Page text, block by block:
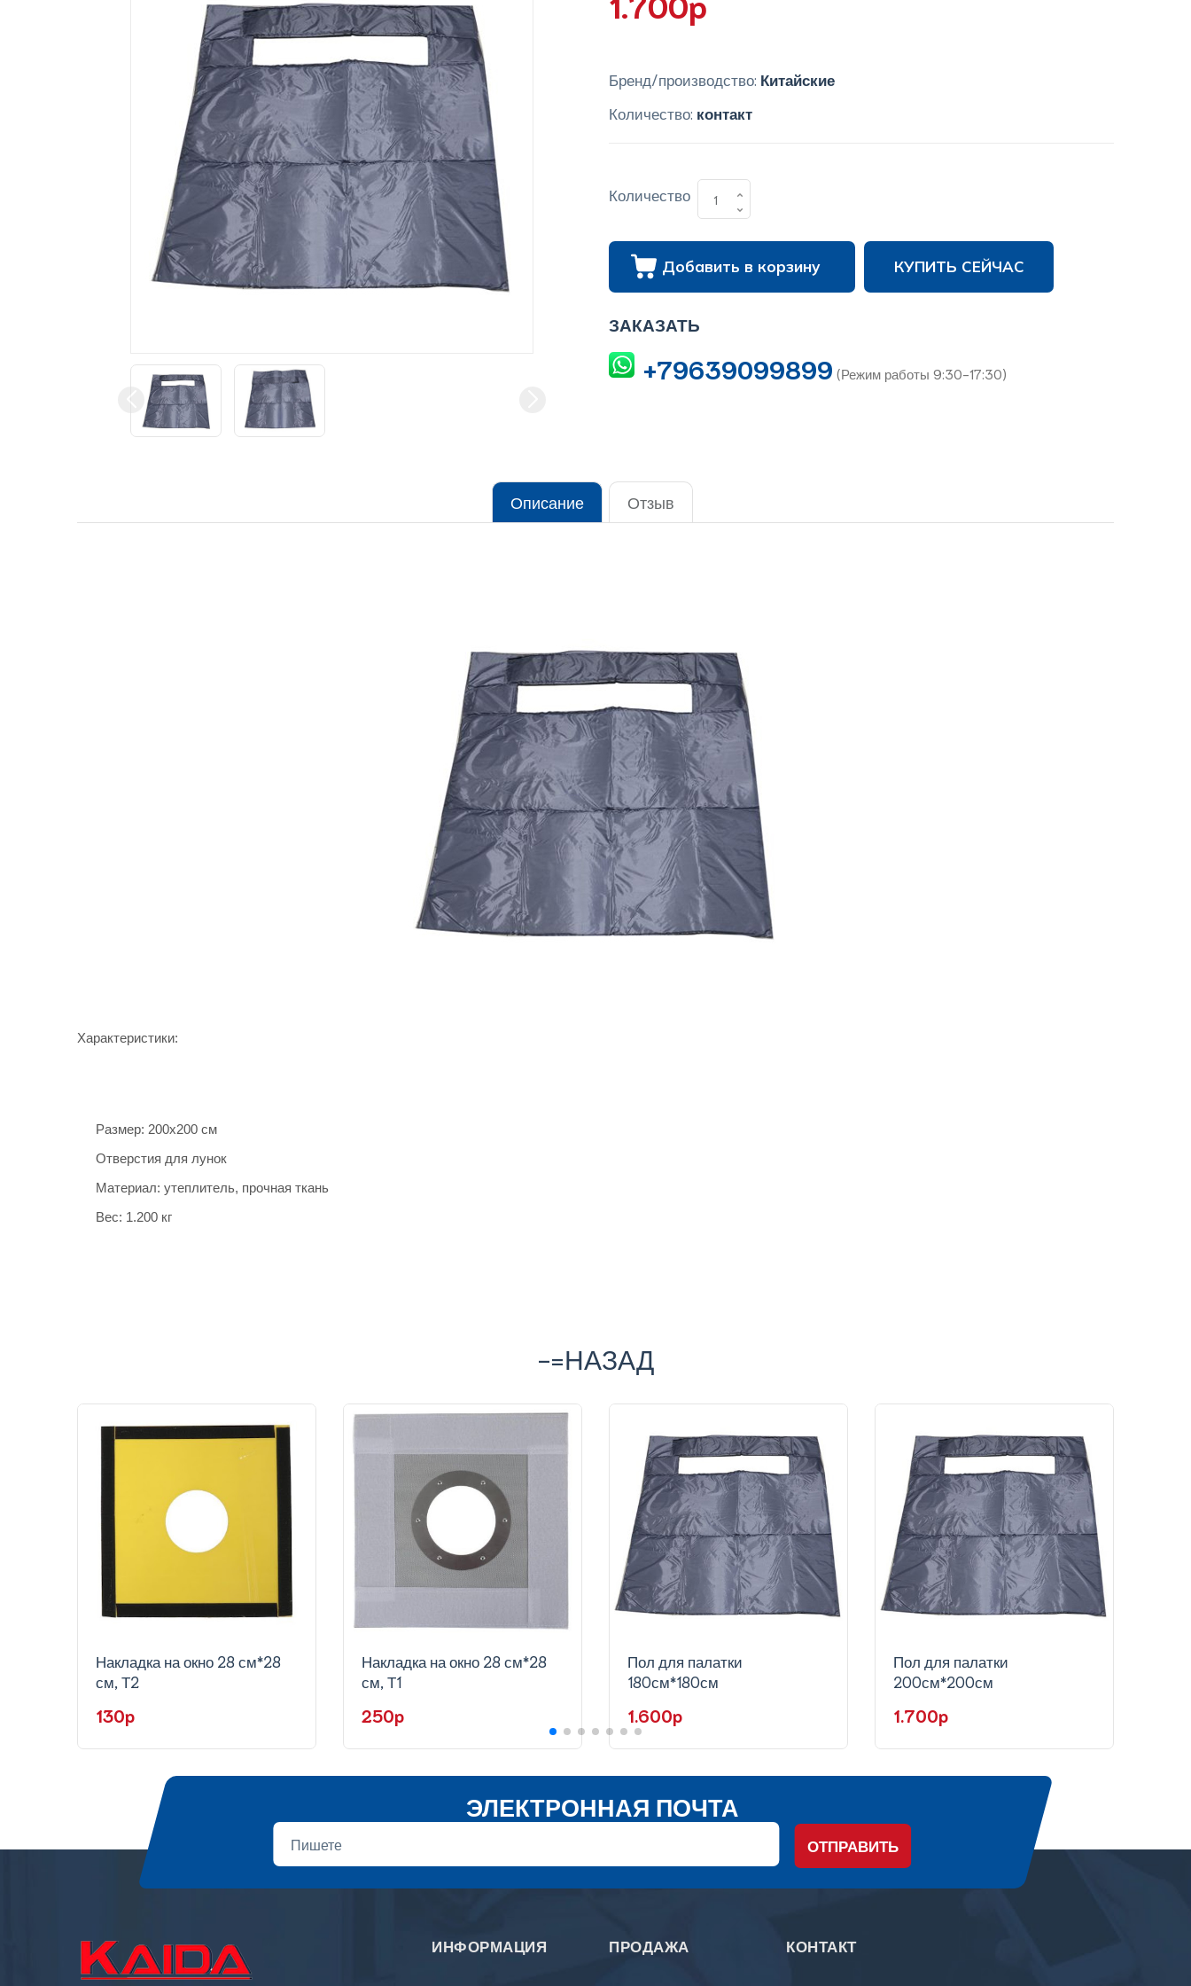
Бренд/производство: Китайские
Количество: контакт
Количество
Добавить в корзину КУПИТЬ СЕЙЧАС
ЗАКАЗАТЬ
+79639099899 (Режим работы 9:30-17:30)
Описание Отзыв
Характеристики:
Размер: 200х200 см
Отверстия для лунок
Материал: утеплитель, прочная ткань
Вес: 1.200 кг
-=НАЗАД
Накладка на окно 28 см*28
см, Т2
130p
Накладка на окно 28 см*28
см, Т1
250p
Пол для палатки
180см*180см
1.600p
Пол для палатки
200см*200см
1.700p
ЭЛЕКТРОННАЯ ПОЧТА
ОТПРАВИТЬ
ИНФОРМАЦИЯ ПРОДАЖА КОНТАКТ